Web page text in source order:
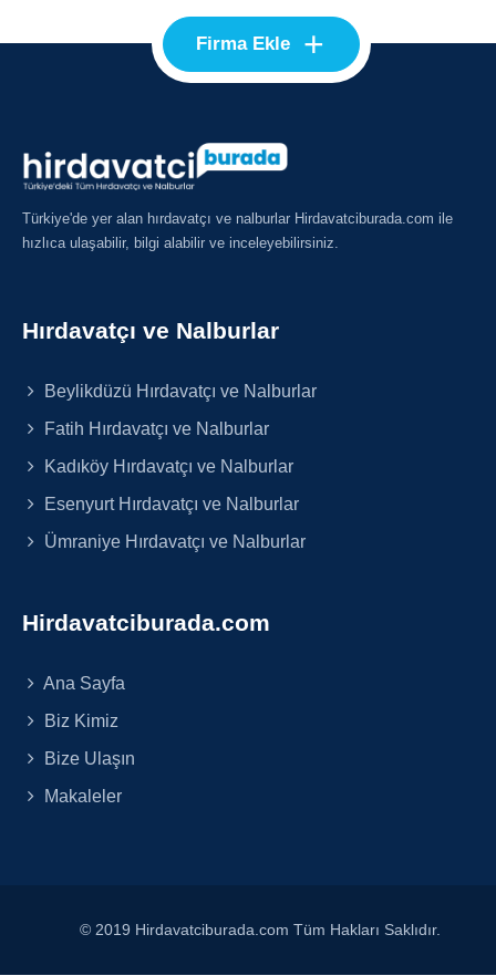
Firma Ekle +
Türkiye'de yer alan hırdavatçı ve nalburlar Hirdavatciburada.com ile
hızlıca ulaşabilir, bilgi alabilir ve inceleyebilirsiniz.
Hırdavatçı ve Nalburlar
Beylikdüzü Hırdavatçı ve Nalburlar
Fatih Hırdavatçı ve Nalburlar
Kadıköy Hırdavatçı ve Nalburlar
Esenyurt Hırdavatçı ve Nalburlar
Ümraniye Hırdavatçı ve Nalburlar
Hirdavatciburada.com
Ana Sayfa
Biz Kimiz
Bize Ulaşın
Makaleler
© 2019 Hirdavatciburada.com Tüm Hakları Saklıdır.